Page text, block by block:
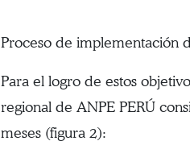
Proceso de implementación
Para el logro de estos
regional de ANPE PERÚ
meses (figura 2):